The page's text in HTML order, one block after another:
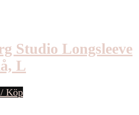
Studio Longsleeve
L
Köp